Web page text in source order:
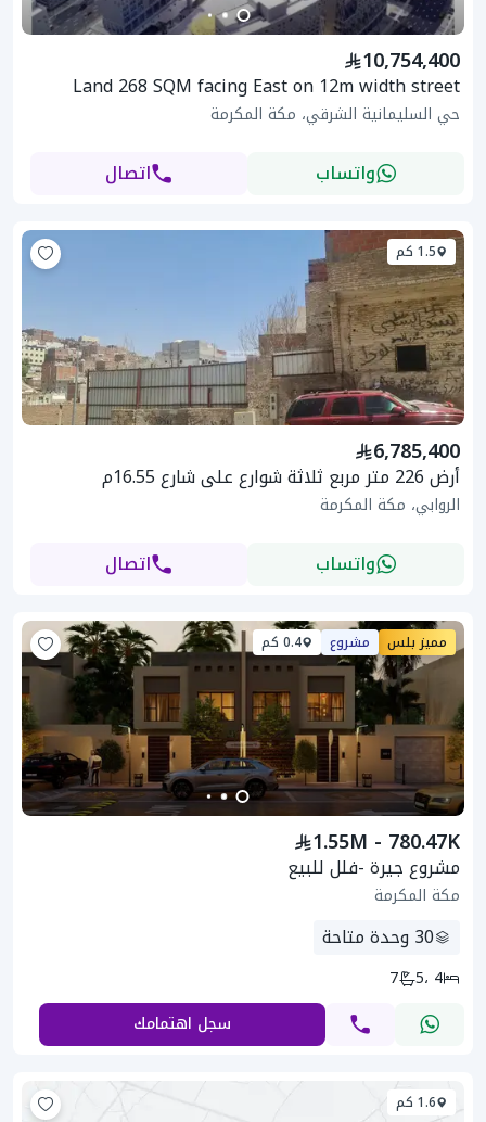
10,754,400
Land 268 SQM facing East on 12m width street
حي السليمانية الشرقي، مكة المكرمة
واتساب اتصال
1.5 كم
6,785,400
أرض 226 متر مربع ثلاثة شوارع على شارع 16.55م
الروابي، مكة المكرمة
واتساب اتصال
مميز بلس مشروع 0.4 كم
1.55M - 780.47K
مشروع جيرة -فلل للبيع
مكة المكرمة
30 وحدة متاحة
4 ،5
7
سجل اهتمامك
1.6 كم